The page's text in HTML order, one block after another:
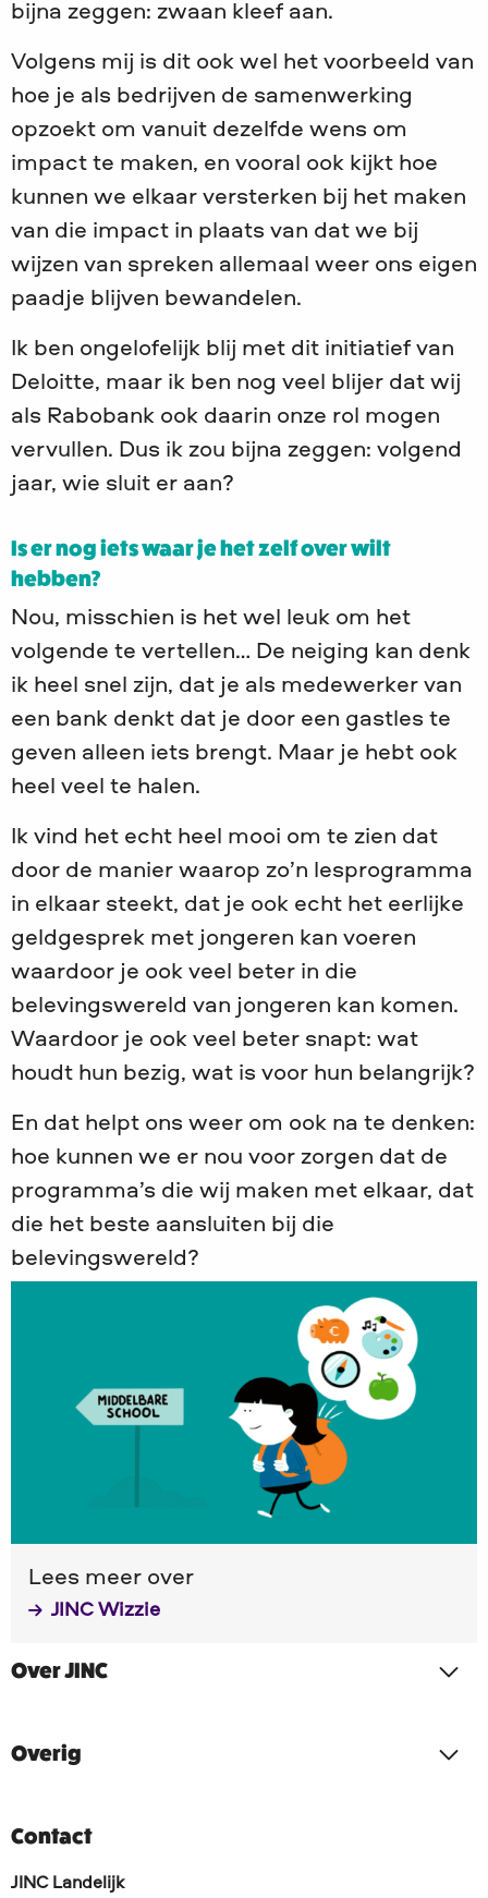
bijna zeggen: zwaan kleef aan.
Volgens mij is dit ook wel het voorbeeld van
hoe je als bedrijven de samenwerking
opzoekt om vanuit dezelfde wens om
impact te maken, en vooral ook kijkt hoe
kunnen we elkaar versterken bij het maken
van die impact in plaats van dat we bij
wijzen van spreken allemaal weer ons eigen
paadje blijven bewandelen.
Ik ben ongelofelijk blij met dit initiatief van
Deloitte, maar ik ben nog veel blijer dat wij
als Rabobank ook daarin onze rol mogen
vervullen. Dus ik zou bijna zeggen: volgend
jaar, wie sluit er aan?
Is er nog iets waar je het zelf over wilt
hebben?
Nou, misschien is het wel leuk om het
volgende te vertellen… De neiging kan denk
ik heel snel zijn, dat je als medewerker van
een bank denkt dat je door een gastles te
geven alleen iets brengt. Maar je hebt ook
heel veel te halen.
Ik vind het echt heel mooi om te zien dat
door de manier waarop zo’n lesprogramma
in elkaar steekt, dat je ook echt het eerlijke
geldgesprek met jongeren kan voeren
waardoor je ook veel beter in die
belevingswereld van jongeren kan komen.
Waardoor je ook veel beter snapt: wat
houdt hun bezig, wat is voor hun belangrijk?
En dat helpt ons weer om ook na te denken:
hoe kunnen we er nou voor zorgen dat de
programma’s die wij maken met elkaar, dat
die het beste aansluiten bij die
belevingswereld?
Lees meer over
JINC Wizzie
Over JINC
Overig
Contact
JINC Landelijk